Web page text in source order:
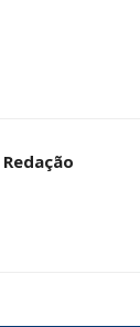
Redação